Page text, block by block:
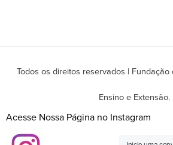
Todos os direitos reservados |
Ensino e Extensão.
Acesse Nossa Página no Instagram